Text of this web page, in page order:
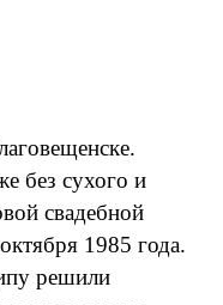
без сухого и
свадебной
1985 года.
решили